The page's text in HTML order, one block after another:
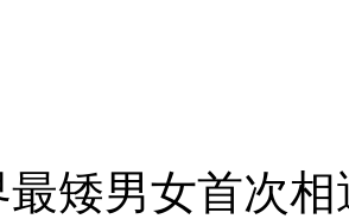
接力寻血清男女首次相